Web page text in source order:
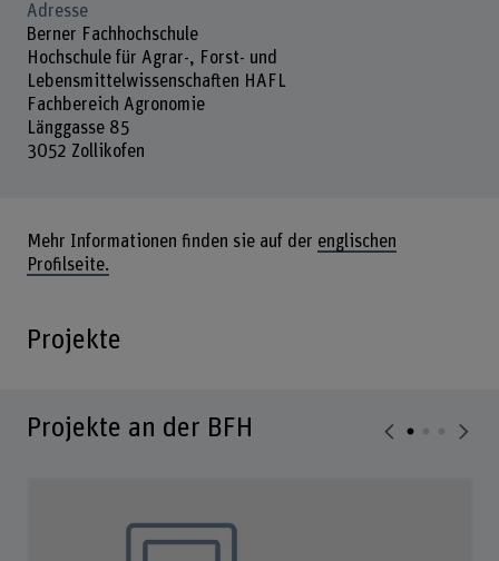
Adresse
Berner Fachhochschule
Hochschule für Agrar-, Forst- und
Lebensmittelwissenschaften HAFL
Fachbereich Agronomie
Länggasse 85
3052 Zollikofen
Mehr Informationen finden sie auf der englischen
Profilseite.
Projekte
Projekte an der BFH